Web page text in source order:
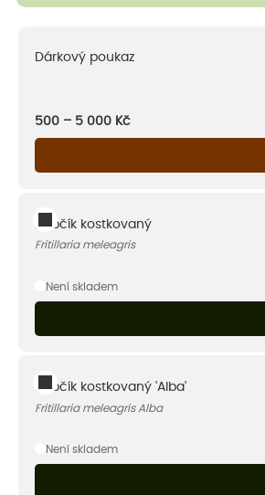
Dárkový poukaz
500 – 5 000 Kč
Řebčík kostkovaný
Fritillaria meleagris
Není skladem
Řebčík kostkovaný 'Alba'
Fritillaria meleagris Alba
Není skladem